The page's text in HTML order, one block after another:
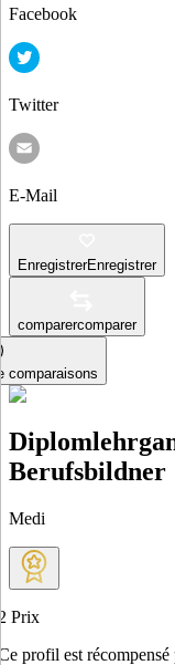
Facebook
Twitter
E-Mail
EnregistrerEnregistrer
comparercomparer
comparaisons
Berufsbildner
Medi
Prix
profil est